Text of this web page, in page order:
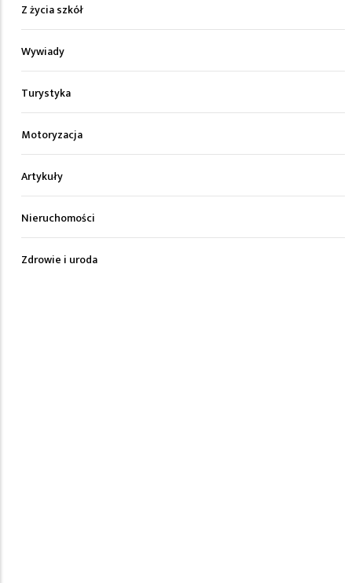
Z życia szkół
Wywiady
Turystyka
Motoryzacja
Artykuły
Nieruchomości
Zdrowie i uroda